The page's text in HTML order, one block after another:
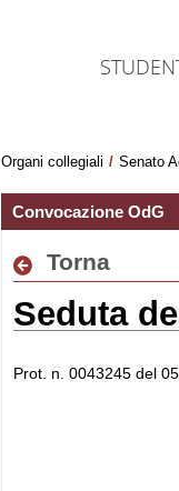
Organi collegiali / Senato
Convocazione OdG
Torna
Seduta
Prot. n. 0043245 del